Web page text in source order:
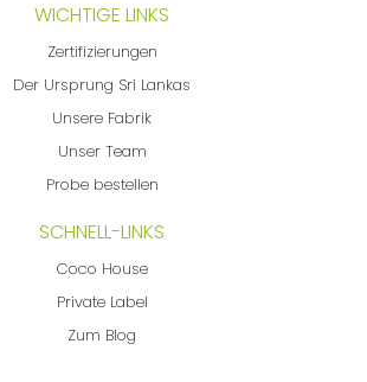
WICHTIGE LINKS
Zertifizierungen
Der Ursprung Sri Lankas
Unsere Fabrik
Unser Team
Probe bestellen
SCHNELL-LINKS
Coco House
Private Label
Zum Blog